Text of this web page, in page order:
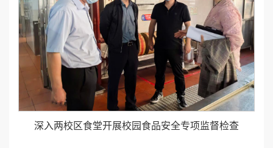
深入两校区食堂开展校园食品安全专项监督检查